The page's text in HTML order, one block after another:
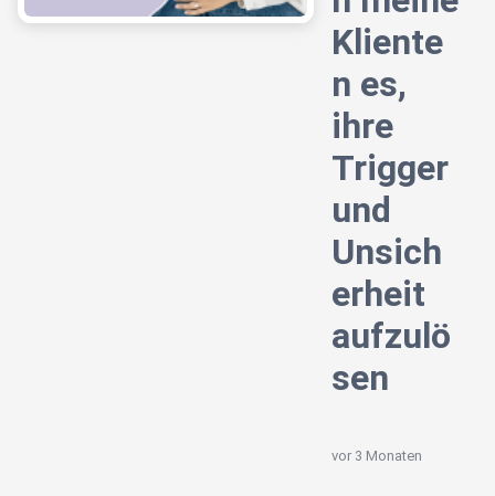
Kliente
n es,
ihre
Trigger
und
Unsich
erheit
aufzulö
sen
vor 3 Monaten